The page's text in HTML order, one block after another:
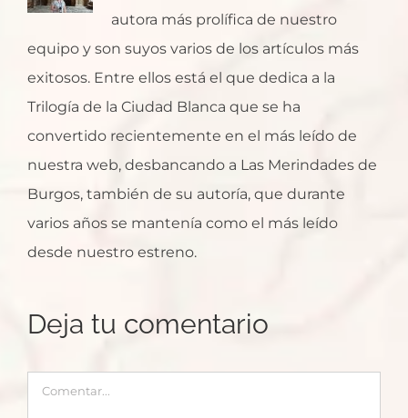
autora más prolífica de nuestro
equipo y son suyos varios de los artículos más
exitosos. Entre ellos está el que dedica a la
Trilogía de la Ciudad Blanca que se ha
convertido recientemente en el más leído de
nuestra web, desbancando a Las Merindades de
Burgos, también de su autoría, que durante
varios años se mantenía como el más leído
desde nuestro estreno.
Deja tu comentario
Comentar